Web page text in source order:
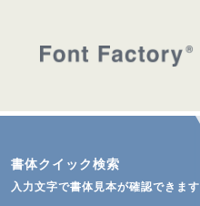
書体クイック検索
入力文字で書体見本が確認できます